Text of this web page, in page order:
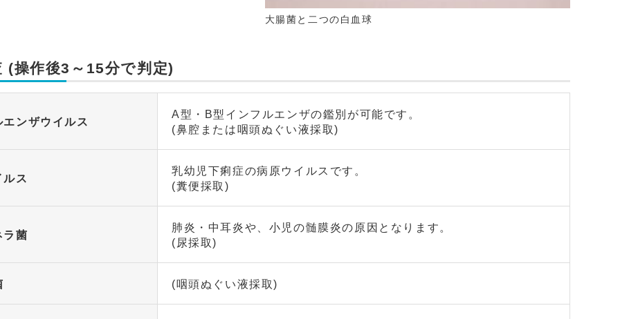
大腸菌と二つの白血球
(操作後3～15分で判定)
エンザウイルス
A型・B型インフルエンザの鑑別が可能です。
(鼻腔または咽頭ぬぐい液採取)
ルス
乳幼児下痢症の病原ウイルスです。
(糞便採取)
ラ菌
肺炎・中耳炎や、小児の髄膜炎の原因となります。
(尿採取)
(咽頭ぬぐい液採取)